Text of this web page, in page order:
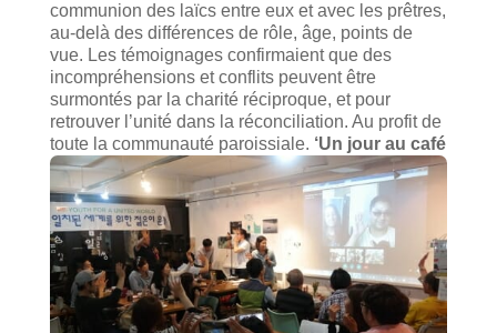
communion des laïcs entre eux et avec les prêtres,
au-delà des différences de rôle, âge, points de
vue. Les témoignages confirmaient que des
incompréhensions et conflits peuvent être
surmontés par la charité réciproque, et pour
retrouver l’unité dans la réconciliation. Au profit de
toute la communauté paroissiale. ‘Un jour au café